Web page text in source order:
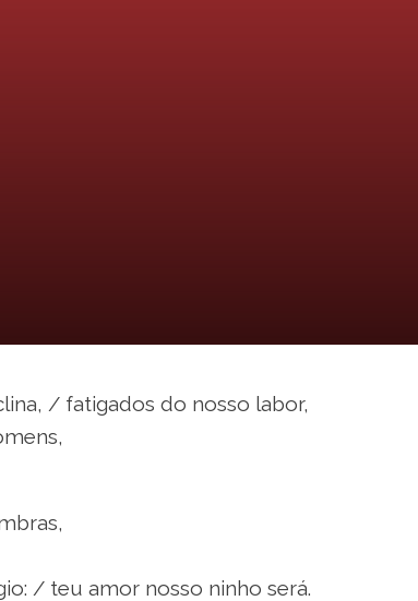
/ fatigados do nosso labor,
/ teu amor nosso ninho será.